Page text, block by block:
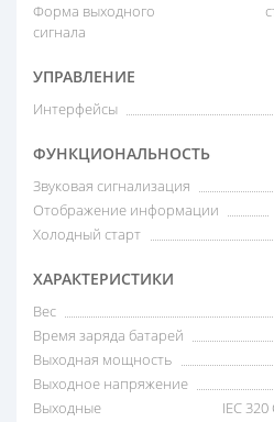
Форма выходного
сигнала
УПРАВЛЕНИЕ
Интерфейсы
ФУНКЦИОНАЛЬНОСТЬ
Звуковая сигнализация
Отображение информации
Холодный старт
ХАРАКТЕРИСТИКИ
Вес
Время заряда батарей
Выходная мощность
Выходное напряжение
Выходные
IEC